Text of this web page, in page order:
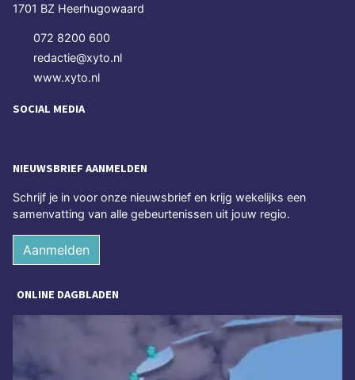
1701 BZ Heerhugowaard
072 8200 600
redactie@xyto.nl
www.xyto.nl
SOCIAL MEDIA
NIEUWSBRIEF AANMELDEN
Schrijf je in voor onze nieuwsbrief en krijg wekelijks een
samenvatting van alle gebeurtenissen uit jouw regio.
Aanmelden
ONLINE DAGBLADEN